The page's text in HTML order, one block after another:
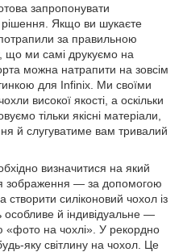
запропонувати
рішення. Якщо ви шукаєте
за правильною
що ми самі друкуємо на
можна натрапити на зовсім
для Infinix. Ми своїми
високої якості, а оскільки
тільки якісні матеріали,
й слугуватиме вам тривалий
визначитися на який
зображення — за допомогою
силіконовий чохол із
й індивідуальне —
«фото на чохлі». У рекордно
яку світлину на чохол. Це